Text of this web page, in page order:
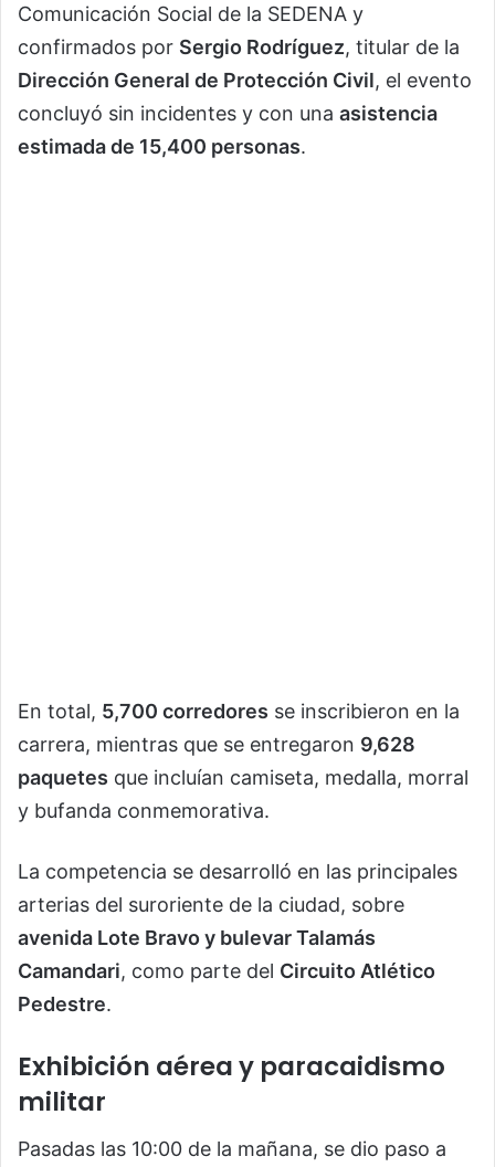
Comunicación Social de la SEDENA y
confirmados por Sergio Rodríguez, titular de la
Dirección General de Protección Civil, el evento
concluyó sin incidentes y con una asistencia
estimada de 15,400 personas.
En total, 5,700 corredores se inscribieron en la
carrera, mientras que se entregaron 9,628
paquetes que incluían camiseta, medalla, morral
y bufanda conmemorativa.
La competencia se desarrolló en las principales
arterias del suroriente de la ciudad, sobre
avenida Lote Bravo y bulevar Talamás
Camandari, como parte del Circuito Atlético
Pedestre.
Exhibición aérea y paracaidismo
militar
Pasadas las 10:00 de la mañana, se dio paso a